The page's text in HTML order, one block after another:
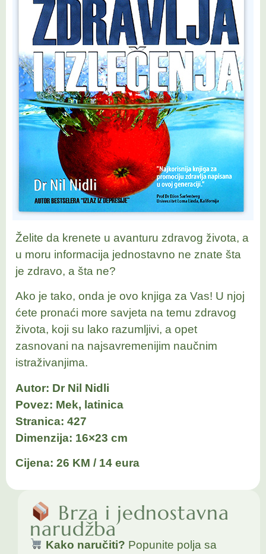
Želite da krenete u avanturu zdravog života, a
u moru informacija jednostavno ne znate šta
je zdravo, a šta ne?
Ako je tako, onda je ovo knjiga za Vas! U njoj
ćete pronaći more savjeta na temu zdravog
života, koji su lako razumljivi, a opet
zasnovani na najsavremenijim naučnim
istraživanjima.
Autor: Dr Nil Nidli
Povez: Mek, latinica
Stranica: 427
Dimenzija: 16×23 cm
Cijena: 26 KM / 14 eura
Brza i jednostavna
narudžba
Kako naručiti? Popunite polja sa